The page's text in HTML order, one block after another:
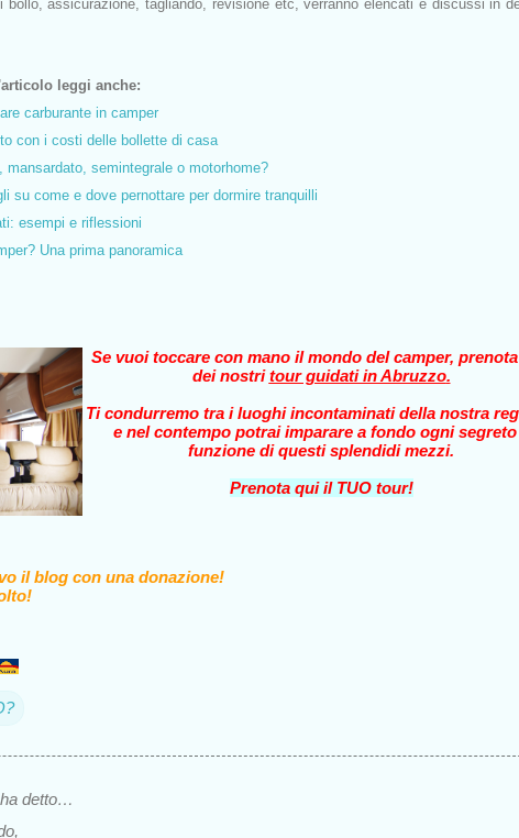
bollo, assicurazione, tagliando, revisione etc, verranno elencati e discussi in
leggi anche:
carburante in camper
con i costi delle bollette di casa
semintegrale o motorhome?
su come e dove pernottare per dormire tranquilli
esempi e riflessioni
Una prima panoramica
Se vuoi toccare con mano il mondo del camper,
dei nostritour guidati in Abruzzo.
Ti condurremo tra i luoghi incontaminati della nostra
e nel contempo potrai imparare a fondo ogni segreto
funzione di questi splendidi mezzi.
Prenota qui il TUO tour!
il blog con una donazione!
ha detto…